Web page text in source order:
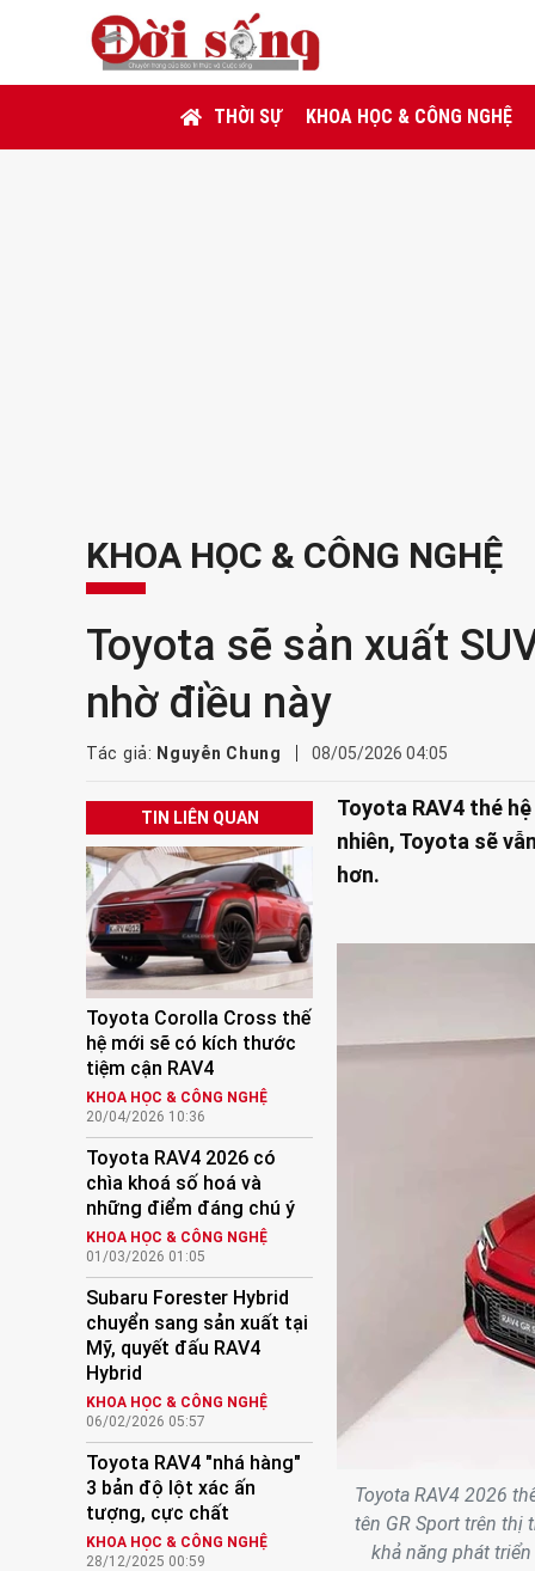
THỜI SỰ KHOA HỌC & CÔNG NGHỆ
KHOA HỌC & CÔNG NGHỆ
Toyota sẽ sản xuất
nhờ điều này
Tác giả: Nguyễn Chung 08/05/2026 04:05
TIN LIÊN QUAN
Toyota Corolla Cross thế
hệ mới sẽ có kích thước
tiệm cận RAV4
KHOA HỌC & CÔNG NGHỆ
20/04/2026 10:36
Toyota RAV4 2026 có
chìa khoá số hoá và
những điểm đáng chú ý
KHOA HỌC & CÔNG NGHỆ
01/03/2026 01:05
Subaru Forester Hybrid
chuyển sang sản xuất tại
Mỹ, quyết đấu RAV4
Hybrid
KHOA HỌC & CÔNG NGHỆ
06/02/2026 05:57
Toyota RAV4 "nhá hàng"
3 bản độ lột xác ấn
tượng, cực chất
KHOA HỌC & CÔNG NGHỆ
28/12/2025 00:59
Toyota RAV4 thé
nhiên, Toyota sẽ
hơn.
Toyota RAV4 2026
tên GR Sport trên thị
khả năng phát